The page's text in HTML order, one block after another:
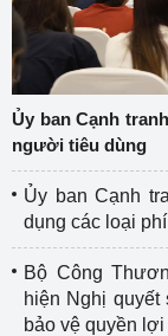
Ủy ban Cạnh
người tiêu dùng
Ủy ban Cạnh
dụng các loại
Bộ Công
hiện Nghị quyết
bảo vệ quyền